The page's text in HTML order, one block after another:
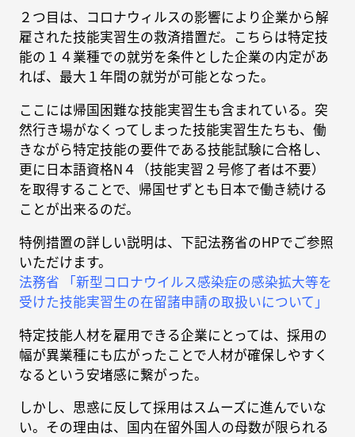
２つ目は、コロナウィルスの影響により企業から解
雇された技能実習生の救済措置だ。こちらは特定技
能の１４業種での就労を条件とした企業の内定があ
れば、最大１年間の就労が可能となった。
ここには帰国困難な技能実習生も含まれている。突
然行き場がなくってしまった技能実習生たちも、働
きながら特定技能の要件である技能試験に合格し、
更に日本語資格N４（技能実習２号修了者は不要）
を取得することで、帰国せずとも日本で働き続ける
ことが出来るのだ。
特例措置の詳しい説明は、下記法務省のHPでご参照
いただけます。
法務省 「新型コロナウイルス感染症の感染拡大等を
受けた技能実習生の在留諸申請の取扱いについて」
特定技能人材を雇用できる企業にとっては、採用の
幅が異業種にも広がったことで人材が確保しやすく
なるという安堵感に繋がった。
しかし、思惑に反して採用はスムーズに進んでいな
い。その理由は、国内在留外国人の母数が限られる